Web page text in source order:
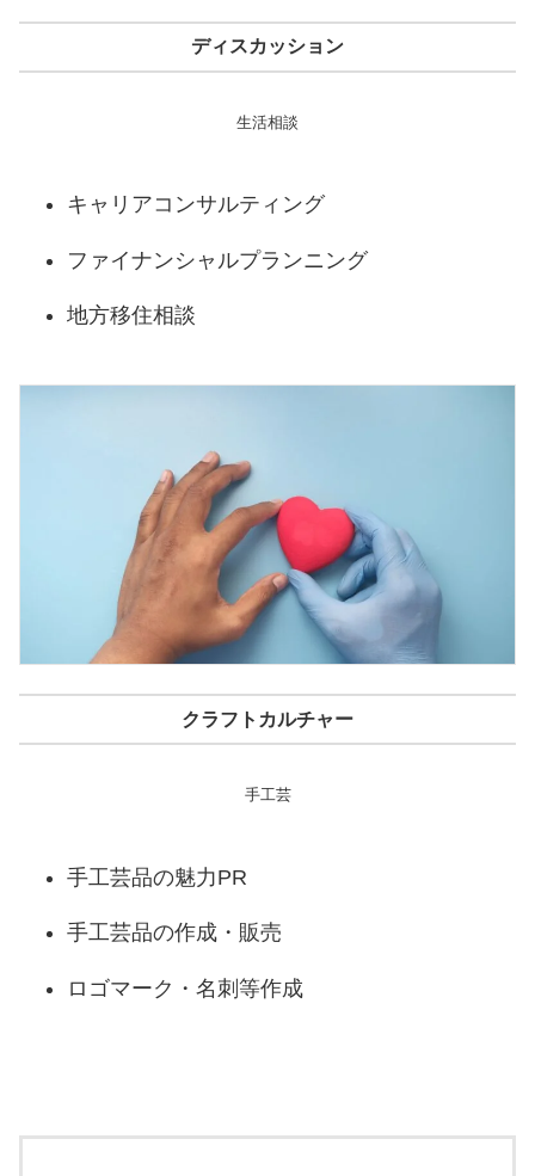
ディスカッション
生活相談
キャリアコンサルティング
ファイナンシャルプランニング
地方移住相談
クラフトカルチャー
手工芸
手工芸品の魅力PR
手工芸品の作成・販売
ロゴマーク・名刺等作成